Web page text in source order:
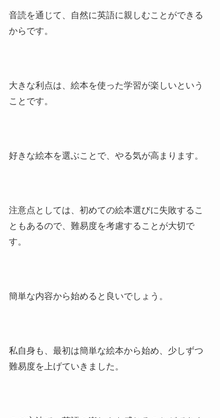
音読を通じて、自然に英語に親しむことができる
からです。
大きな利点は、絵本を使った学習が楽しいという
ことです。
好きな絵本を選ぶことで、やる気が高まります。
注意点としては、初めての絵本選びに失敗するこ
ともあるので、難易度を考慮することが大切で
す。
簡単な内容から始めると良いでしょう。
私自身も、最初は簡単な絵本から始め、少しずつ
難易度を上げていきました。